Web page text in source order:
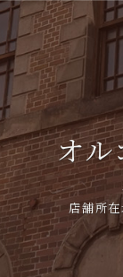
オル
店舗所